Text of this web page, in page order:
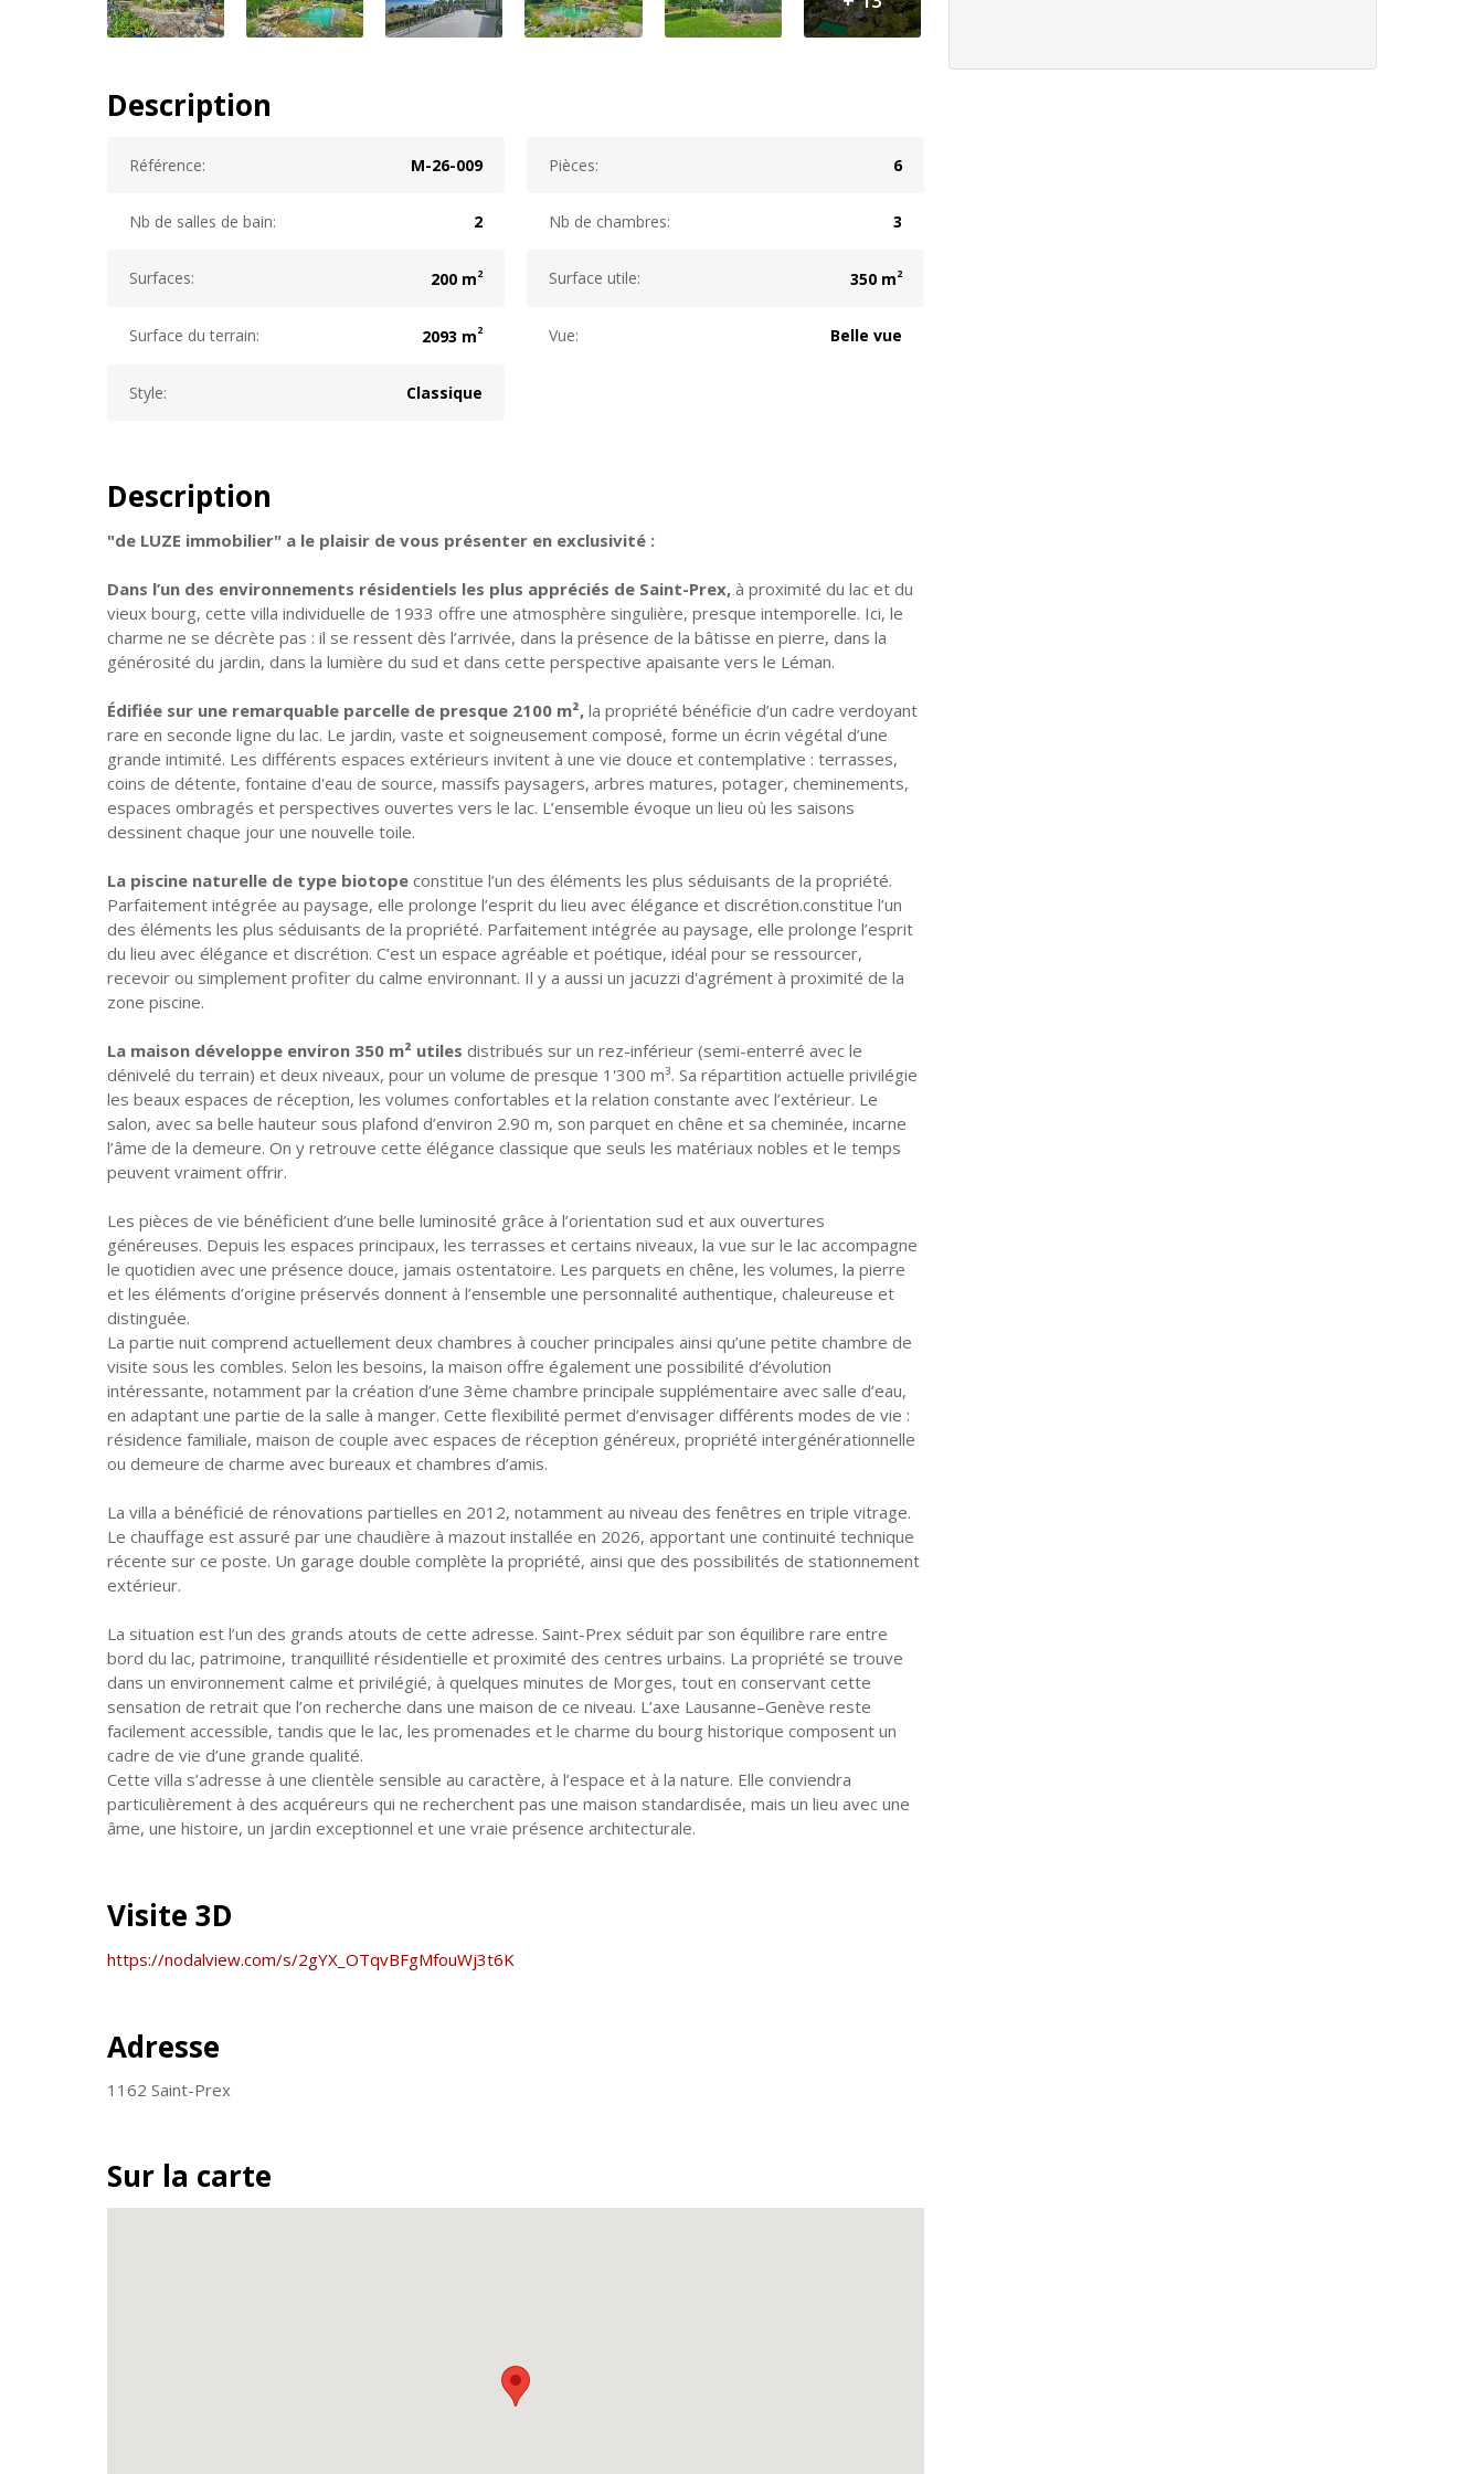
Description
Référence: M-26-009 Pièces: 6
Nb de salles de bain: 2 Nb de chambres: 3
Surfaces: 200 m2 Surface utile: 350 m2
Surface du terrain: 2093 m2 Vue: Belle vue
Style: Classique
Description
"de LUZE immobilier" a le plaisir de vous présenter en exclusivité :
Dans l’un des environnements résidentiels les plus appréciés de Saint-Prex, à proximité du lac et du
vieux bourg, cette villa individuelle de 1933 offre une atmosphère singulière, presque intemporelle. Ici, le
charme ne se décrète pas : il se ressent dès l’arrivée, dans la présence de la bâtisse en pierre, dans la
générosité du jardin, dans la lumière du sud et dans cette perspective apaisante vers le Léman.
Édifiée sur une remarquable parcelle de presque 2100 m², la propriété bénéficie d’un cadre verdoyant
rare en seconde ligne du lac. Le jardin, vaste et soigneusement composé, forme un écrin végétal d’une
grande intimité. Les différents espaces extérieurs invitent à une vie douce et contemplative : terrasses,
coins de détente, fontaine d'eau de source, massifs paysagers, arbres matures, potager, cheminements,
espaces ombragés et perspectives ouvertes vers le lac. L’ensemble évoque un lieu où les saisons
dessinent chaque jour une nouvelle toile.
La piscine naturelle de type biotope constitue l’un des éléments les plus séduisants de la propriété.
Parfaitement intégrée au paysage, elle prolonge l’esprit du lieu avec élégance et discrétion.constitue l’un
des éléments les plus séduisants de la propriété. Parfaitement intégrée au paysage, elle prolonge l’esprit
du lieu avec élégance et discrétion. C’est un espace agréable et poétique, idéal pour se ressourcer,
recevoir ou simplement profiter du calme environnant. Il y a aussi un jacuzzi d'agrément à proximité de la
zone piscine.
La maison développe environ 350 m² utiles distribués sur un rez-inférieur (semi-enterré avec le
dénivelé du terrain) et deux niveaux, pour un volume de presque 1'300 m³. Sa répartition actuelle privilégie
les beaux espaces de réception, les volumes confortables et la relation constante avec l’extérieur. Le
salon, avec sa belle hauteur sous plafond d’environ 2.90 m, son parquet en chêne et sa cheminée, incarne
l’âme de la demeure. On y retrouve cette élégance classique que seuls les matériaux nobles et le temps
peuvent vraiment offrir.
Les pièces de vie bénéficient d’une belle luminosité grâce à l’orientation sud et aux ouvertures
généreuses. Depuis les espaces principaux, les terrasses et certains niveaux, la vue sur le lac accompagne
le quotidien avec une présence douce, jamais ostentatoire. Les parquets en chêne, les volumes, la pierre
et les éléments d’origine préservés donnent à l’ensemble une personnalité authentique, chaleureuse et
distinguée.
La partie nuit comprend actuellement deux chambres à coucher principales ainsi qu’une petite chambre de
visite sous les combles. Selon les besoins, la maison offre également une possibilité d’évolution
intéressante, notamment par la création d’une 3ème chambre principale supplémentaire avec salle d’eau,
en adaptant une partie de la salle à manger. Cette flexibilité permet d’envisager différents modes de vie :
résidence familiale, maison de couple avec espaces de réception généreux, propriété intergénérationnelle
ou demeure de charme avec bureaux et chambres d’amis.
La villa a bénéficié de rénovations partielles en 2012, notamment au niveau des fenêtres en triple vitrage.
Le chauffage est assuré par une chaudière à mazout installée en 2026, apportant une continuité technique
récente sur ce poste. Un garage double complète la propriété, ainsi que des possibilités de stationnement
extérieur.
La situation est l’un des grands atouts de cette adresse. Saint-Prex séduit par son équilibre rare entre
bord du lac, patrimoine, tranquillité résidentielle et proximité des centres urbains. La propriété se trouve
dans un environnement calme et privilégié, à quelques minutes de Morges, tout en conservant cette
sensation de retrait que l’on recherche dans une maison de ce niveau. L’axe Lausanne–Genève reste
facilement accessible, tandis que le lac, les promenades et le charme du bourg historique composent un
cadre de vie d’une grande qualité.
Cette villa s’adresse à une clientèle sensible au caractère, à l’espace et à la nature. Elle conviendra
particulièrement à des acquéreurs qui ne recherchent pas une maison standardisée, mais un lieu avec une
âme, une histoire, un jardin exceptionnel et une vraie présence architecturale.
Visite 3D
https://nodalview.com/s/2gYX_OTqvBFgMfouWj3t6K
Adresse
1162 Saint-Prex
Sur la carte